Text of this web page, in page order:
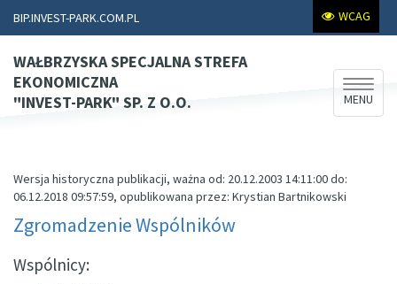
BIP.INVEST-PARK.COM.PL WCAG
WAŁBRZYSKA SPECJALNA STREFA
EKONOMICZNA
"INVEST-PARK" SP. Z O.O.
Rozwiń
MENU
Wersja historyczna publikacji, ważna od: 20.12.2003 14:11:00 do:
06.12.2018 09:57:59, opublikowana przez: Krystian Bartnikowski
Zgromadzenie Wspólników
Wspólnicy: